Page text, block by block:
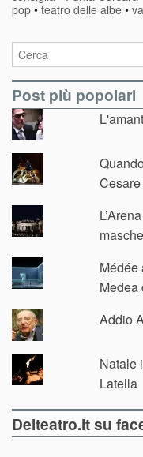
pop • teatro delle albe •
Post più popolari
Médée
Medea
Addio
Natale
Latella
Delteatro.it su